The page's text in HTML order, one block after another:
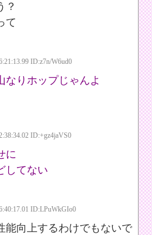
？
て
ID:z7n/W6ud0
なりホップじゃんよ
ID:+gz4jaVS0
に
してない
ID:LPuWkGIo0
能向上するわけでもないで